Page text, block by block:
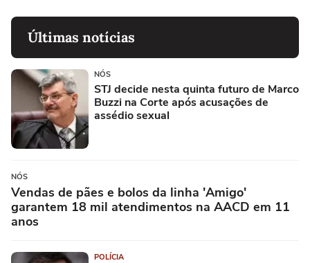
Últimas notícias
NÓS
STJ decide nesta quinta futuro de Marco
Buzzi na Corte após acusações de
assédio sexual
NÓS
Vendas de pães e bolos da linha 'Amigo'
garantem 18 mil atendimentos na AACD em 11
anos
POLÍCIA